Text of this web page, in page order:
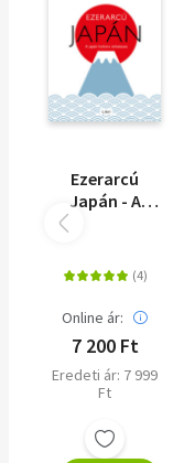
Ezerarcú
Japán - A
japán kultúra
Online ár:
7 200 Ft
Eredeti ár: 7 999
Ft